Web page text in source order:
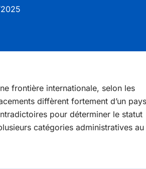
frontière internationale, selon les
diffèrent fortement d’un pays
pour déterminer le statut
catégories administratives au